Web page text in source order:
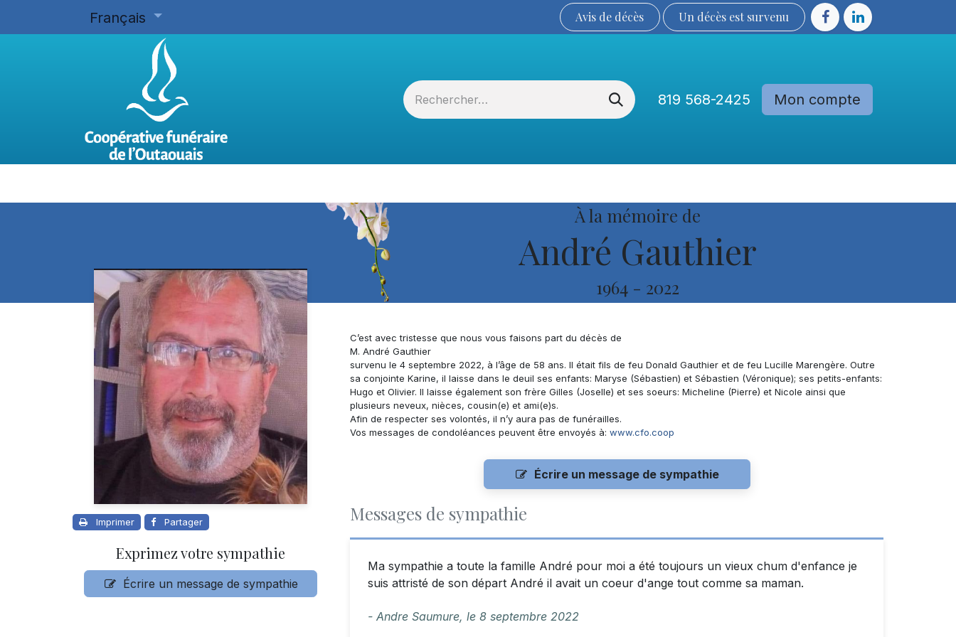
Français Avis de décès Un décès est sur​​​​​​​​ve​nu​​​​​​​​​​
819 568-2425 Mon compte
À la mémoire de
André Gauthier
1964 - 2022
Imprimer Partager
Exprimez votre sympathie
Écrire un message de sympathie
C’est avec tristesse que nous vous faisons part du décès de
M. André Gauthier
survenu le 4 septembre 2022, à l’âge de 58 ans. Il était fils de feu Donald Gauthier et de feu Lucille Marengère. Outre
sa conjointe Karine, il laisse dans le deuil ses enfants: Maryse (Sébastien) et Sébastien (Véronique); ses petits-enfants:
Hugo et Olivier. Il laisse également son frère Gilles (Joselle) et ses soeurs: Micheline (Pierre) et Nicole ainsi que
plusieurs neveux, nièces, cousin(e) et ami(e)s.
Afin de respecter ses volontés, il n’y aura pas de funérailles.
Vos messages de condoléances peuvent être envoyés à: www.cfo.coop
Écrire un message de sympathie
Messages de sympathie
Ma sympathie a toute la famille André pour moi a été toujours un vieux chum d'enfance je
suis attristé de son départ André il avait un coeur d'ange tout comme sa maman.
- Andre Saumure, le 8 septembre 2022